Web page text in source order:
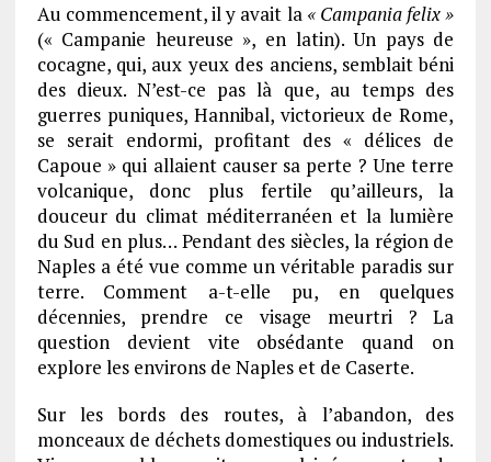
Au commencement, il y avait la « Campania felix »
(« Campanie heureuse », en latin). Un pays de
cocagne, qui, aux yeux des anciens, semblait béni
des dieux. N’est-ce pas là que, au temps des
guerres puniques, Hannibal, victorieux de Rome,
se serait endormi, profitant des « délices de
Capoue » qui allaient causer sa perte ? Une terre
volcanique, donc plus fertile qu’ailleurs, la
douceur du climat méditerranéen et la lumière
du Sud en plus… Pendant des siècles, la région de
Naples a été vue comme un véritable paradis sur
terre. Comment a-t-elle pu, en quelques
décennies, prendre ce visage meurtri ? La
question devient vite obsédante quand on
explore les environs de Naples et de Caserte.
Sur les bords des routes, à l’abandon, des
monceaux de déchets domestiques ou industriels.